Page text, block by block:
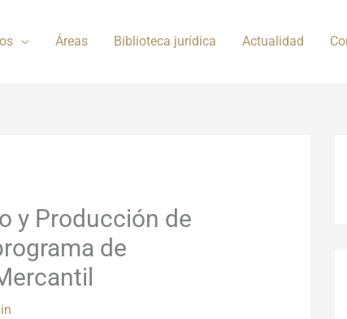
Áreas Biblioteca jurídica Actualidad
y Producción de
de